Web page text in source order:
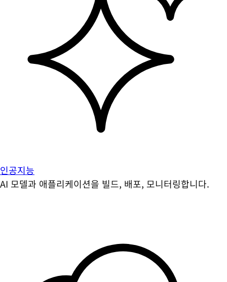
인공지능
AI 모델과 애플리케이션을 빌드, 배포, 모니터링합니다.